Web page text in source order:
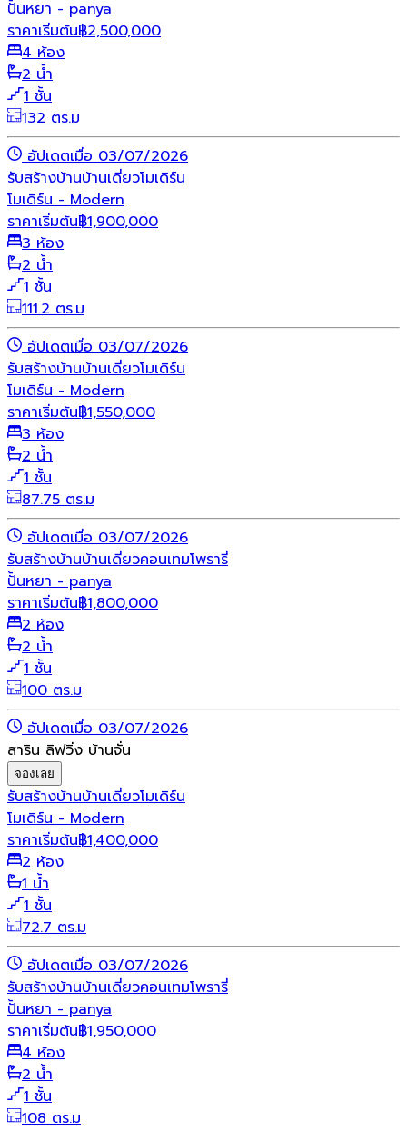
ปั้นหยา - panya
ราคาเริ่มต้น฿2,500,000
4 ห้อง
2 น้ำ
1 ชั้น
132 ตร.ม
อัปเดตเมื่อ 03/07/2026
รับสร้างบ้านบ้านเดี่ยวโมเดิร์น
โมเดิร์น - Modern
ราคาเริ่มต้น฿1,900,000
3 ห้อง
2 น้ำ
1 ชั้น
111.2 ตร.ม
อัปเดตเมื่อ 03/07/2026
รับสร้างบ้านบ้านเดี่ยวโมเดิร์น
โมเดิร์น - Modern
ราคาเริ่มต้น฿1,550,000
3 ห้อง
2 น้ำ
1 ชั้น
87.75 ตร.ม
อัปเดตเมื่อ 03/07/2026
รับสร้างบ้านบ้านเดี่ยวคอนเทมโพรารี่
ปั้นหยา - panya
ราคาเริ่มต้น฿1,800,000
2 ห้อง
2 น้ำ
1 ชั้น
100 ตร.ม
อัปเดตเมื่อ 03/07/2026
สาริน ลิฟวิ่ง บ้านจั่น
จองเลย
รับสร้างบ้านบ้านเดี่ยวโมเดิร์น
โมเดิร์น - Modern
ราคาเริ่มต้น฿1,400,000
2 ห้อง
1 น้ำ
1 ชั้น
72.7 ตร.ม
อัปเดตเมื่อ 03/07/2026
รับสร้างบ้านบ้านเดี่ยวคอนเทมโพรารี่
ปั้นหยา - panya
ราคาเริ่มต้น฿1,950,000
4 ห้อง
2 น้ำ
1 ชั้น
108 ตร.ม